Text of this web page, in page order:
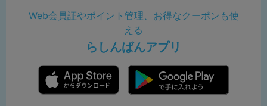
Web会員証やポイント管理、お得なクーポンも使
える
らしんばんアプリ